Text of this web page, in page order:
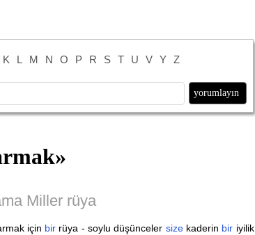
K L M N O P R S T U V Y Z
»
Miller rüya
için bir rüya - soylu düşünceler sizekaderin bir iyilik